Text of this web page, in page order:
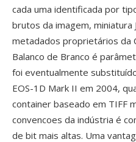
cada uma identificada por
brutos da imagem, miniatura
metadados proprietários da
Balanco de Branco é
foi eventualmente
EOS-1D Mark II em 2004,
container baseado em TIFF
convencoes da indústria é
de bit mais altas. Uma